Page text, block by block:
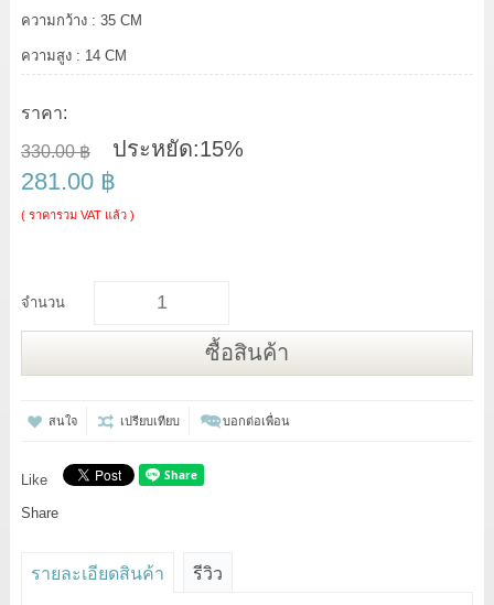
ความกว้าง : 35 CM
ความสูง : 14 CM
ราคา:
330.00 ฿ ประหยัด:15%
281.00 ฿
( ราคารวม VAT แล้ว )
จำนวน
ซื้อสินค้า
สนใจ เปรียบเทียบ บอกต่อเพื่อน
Like
Share
รายละเอียดสินค้า รีวิว